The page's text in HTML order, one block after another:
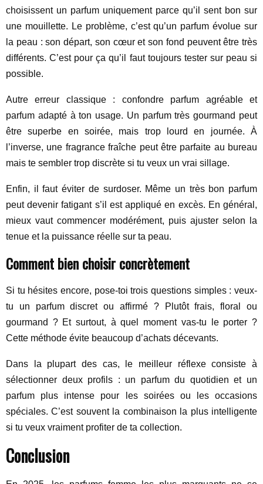
choisissent un parfum uniquement parce qu’il sent bon sur
une mouillette. Le problème, c’est qu’un parfum évolue sur
la peau : son départ, son cœur et son fond peuvent être très
différents. C’est pour ça qu’il faut toujours tester sur peau si
possible.
Autre erreur classique : confondre parfum agréable et
parfum adapté à ton usage. Un parfum très gourmand peut
être superbe en soirée, mais trop lourd en journée. À
l’inverse, une fragrance fraîche peut être parfaite au bureau
mais te sembler trop discrète si tu veux un vrai sillage.
Enfin, il faut éviter de surdoser. Même un très bon parfum
peut devenir fatigant s’il est appliqué en excès. En général,
mieux vaut commencer modérément, puis ajuster selon la
tenue et la puissance réelle sur ta peau.
Comment bien choisir concrètement
Si tu hésites encore, pose-toi trois questions simples : veux-
tu un parfum discret ou affirmé ? Plutôt frais, floral ou
gourmand ? Et surtout, à quel moment vas-tu le porter ?
Cette méthode évite beaucoup d’achats décevants.
Dans la plupart des cas, le meilleur réflexe consiste à
sélectionner deux profils : un parfum du quotidien et un
parfum plus intense pour les soirées ou les occasions
spéciales. C’est souvent la combinaison la plus intelligente
si tu veux vraiment profiter de ta collection.
Conclusion